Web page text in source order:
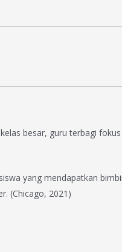
besar, guru terbagi
yang mendapatkan
(Chicago, 2021)